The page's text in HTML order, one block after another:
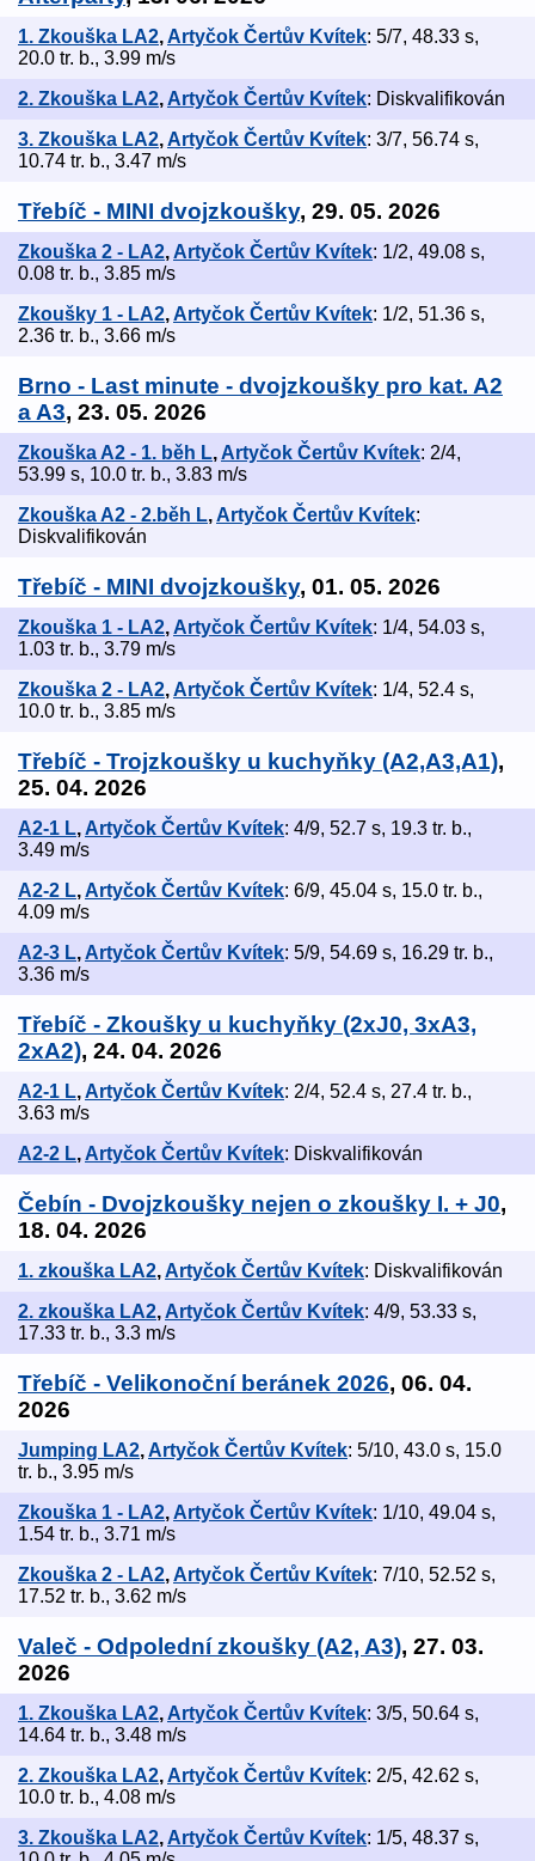
1. Zkouška LA2,Artyčok Čertův Kvítek: 5/7, 48.33 s,
20.0 tr. b., 3.99 m/s
2. Zkouška LA2, Artyčok Čertův Kvítek: Diskvalifikován
3. Zkouška LA2,Artyčok Čertův Kvítek: 3/7, 56.74 s,
10.74 tr. b., 3.47 m/s
Třebíč - MINI dvojzkoušky, 29. 05. 2026
Zkouška 2 - LA2, Artyčok Čertův Kvítek: 1/2, 49.08 s,
0.08 tr. b., 3.85 m/s
Zkoušky 1 - LA2,Artyčok Čertův Kvítek: 1/2, 51.36 s,
2.36 tr. b., 3.66 m/s
Brno - Last minute - dvojzkoušky pro kat. A2
a A3, 23. 05. 2026
Zkouška A2 - 1. běh L, Artyčok Čertův Kvítek: 2/4,
53.99 s, 10.0 tr. b., 3.83 m/s
Zkouška A2 - 2.běh L,Artyčok Čertův Kvítek:
Diskvalifikován
Třebíč - MINI dvojzkoušky, 01. 05. 2026
Zkouška 1 - LA2, Artyčok Čertův Kvítek: 1/4, 54.03 s,
1.03 tr. b., 3.79 m/s
Zkouška 2 - LA2,Artyčok Čertův Kvítek: 1/4, 52.4 s,
10.0 tr. b., 3.85 m/s
Třebíč - Trojzkoušky u kuchyňky (A2,A3,A1),
25. 04. 2026
A2-1 L, Artyčok Čertův Kvítek: 4/9, 52.7 s, 19.3 tr. b.,
3.49 m/s
A2-2 L,Artyčok Čertův Kvítek: 6/9, 45.04 s, 15.0 tr. b.,
4.09 m/s
A2-3 L, Artyčok Čertův Kvítek: 5/9, 54.69 s, 16.29 tr. b.,
3.36 m/s
Třebíč - Zkoušky u kuchyňky (2xJ0, 3xA3,
2xA2), 24. 04. 2026
A2-1 L,Artyčok Čertův Kvítek: 2/4, 52.4 s, 27.4 tr. b.,
3.63 m/s
A2-2 L, Artyčok Čertův Kvítek: Diskvalifikován
Čebín - Dvojzkoušky nejen o zkoušky I. + J0,
18. 04. 2026
1. zkouška LA2,Artyčok Čertův Kvítek: Diskvalifikován
2. zkouška LA2, Artyčok Čertův Kvítek: 4/9, 53.33 s,
17.33 tr. b., 3.3 m/s
Třebíč - Velikonoční beránek 2026, 06. 04.
2026
Jumping LA2,Artyčok Čertův Kvítek: 5/10, 43.0 s, 15.0
tr. b., 3.95 m/s
Zkouška 1 - LA2, Artyčok Čertův Kvítek: 1/10, 49.04 s,
1.54 tr. b., 3.71 m/s
Zkouška 2 - LA2,Artyčok Čertův Kvítek: 7/10, 52.52 s,
17.52 tr. b., 3.62 m/s
Valeč - Odpolední zkoušky (A2, A3), 27. 03.
2026
1. Zkouška LA2, Artyčok Čertův Kvítek: 3/5, 50.64 s,
14.64 tr. b., 3.48 m/s
2. Zkouška LA2,Artyčok Čertův Kvítek: 2/5, 42.62 s,
10.0 tr. b., 4.08 m/s
3. Zkouška LA2, Artyčok Čertův Kvítek: 1/5, 48.37 s,